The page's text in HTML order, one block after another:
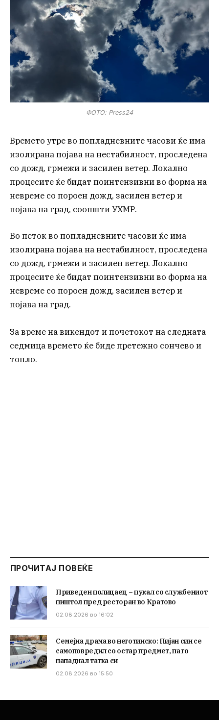
ФОТО: Press24
Времето утре во попладневните часови ќе има
изолирана појава на нестабилност, проследена
со дожд, грмежи и засилен ветер. Локално
процесите ќе бидат поинтензивни во форма на
невреме со пороен дожд, засилен ветер и
појава на град, соопшти УХМР.
Во петок во попладневните часови ќе има
изолирана појава на нестабилност, проследена
со дожд, грмежи и засилен ветер. Локално
процесите ќе бидат поинтензивни во форма на
невреме со пороен дожд, засилен ветер и
појава на град.
За време на викендот и почетокот на следната
седмица времето ќе биде претежно сончево и
топло.
ПРОЧИТАЈ ПОВЕЌЕ
Приведен полицаец – пукал со службениот
пиштол пред ресторан во Кратово
02.08.2026 во 16:02
Семејна драма во неготинско: Пијан син се
самоповредил со остар предмет, па го
нападнал татка си
02.08.2026 во 15:50